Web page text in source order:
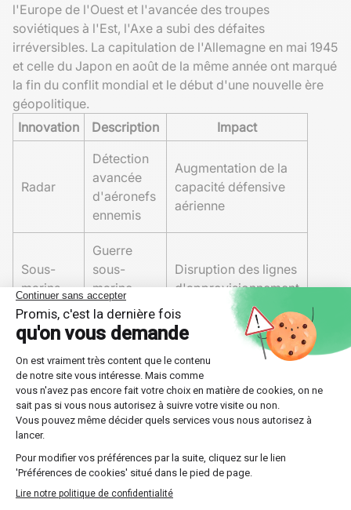
l'Europe de l'Ouest et l'avancée des troupes
soviétiques à l'Est, l'Axe a subi des défaites
irréversibles. La capitulation de l'Allemagne en mai 1945
et celle du Japon en août de la même année ont marqué
la fin du conflit mondial et le début d'une nouvelle ère
géopolitique.
Innovation
Description Impact
Radar
Détection
avancée
d'aéronefs
ennemis
Augmentation de la
capacité défensive
aérienne
Sous-
marins
Guerre
sous-
marine
efficace
Disruption des lignes
d'approvisionnement
atomique
Arme de
destruction
massive
Fin rapide du conflit
contre le Japon
Guerre électronique et renseignement
Un autre aspect clé de la Seconde Guerre mondiale
réside dans les progrès réalisés en matière deguerre
électroniqueet derenseignement. Les Alliés ont investi
massivement dans la cryptanalyse, notamment avec la